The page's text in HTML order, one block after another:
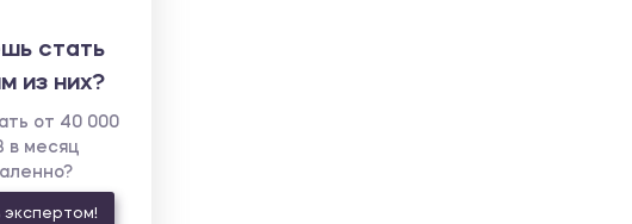
стать
из них?
от 40 000
в месяц
экспертом!